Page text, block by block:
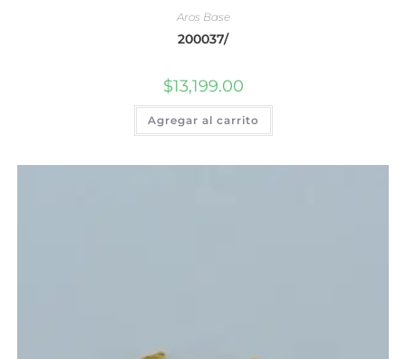
Aros Base
200037/
$13,199.00
Agregar al carrito